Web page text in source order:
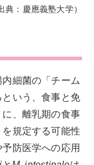
典：慶應義塾大学）
細菌の「チーム
いう、食事と免
、離乳期の食事
規定する可能性
防医学への応用